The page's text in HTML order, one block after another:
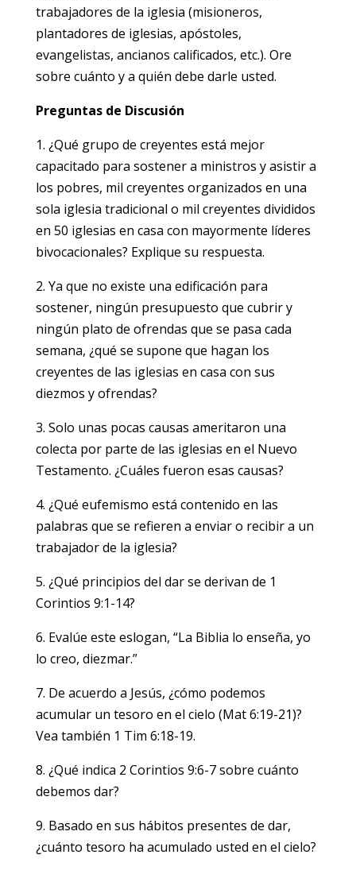
trabajadores de la iglesia (misioneros,
plantadores de iglesias, apóstoles,
evangelistas, ancianos calificados, etc.). Ore
sobre cuánto y a quién debe darle usted.
Preguntas de Discusión
1. ¿Qué grupo de creyentes está mejor
capacitado para sostener a ministros y asistir a
los pobres, mil creyentes organizados en una
sola iglesia tradicional o mil creyentes divididos
en 50 iglesias en casa con mayormente líderes
bivocacionales? Explique su respuesta.
2. Ya que no existe una edificación para
sostener, ningún presupuesto que cubrir y
ningún plato de ofrendas que se pasa cada
semana, ¿qué se supone que hagan los
creyentes de las iglesias en casa con sus
diezmos y ofrendas?
3. Solo unas pocas causas ameritaron una
colecta por parte de las iglesias en el Nuevo
Testamento. ¿Cuáles fueron esas causas?
4. ¿Qué eufemismo está contenido en las
palabras que se refieren a enviar o recibir a un
trabajador de la iglesia?
5. ¿Qué principios del dar se derivan de 1
Corintios 9:1-14?
6. Evalúe este eslogan, “La Biblia lo enseña, yo
lo creo, diezmar.”
7. De acuerdo a Jesús, ¿cómo podemos
acumular un tesoro en el cielo (Mat 6:19-21)?
Vea también 1 Tim 6:18-19.
8. ¿Qué indica 2 Corintios 9:6-7 sobre cuánto
debemos dar?
9. Basado en sus hábitos presentes de dar,
¿cuánto tesoro ha acumulado usted en el cielo?